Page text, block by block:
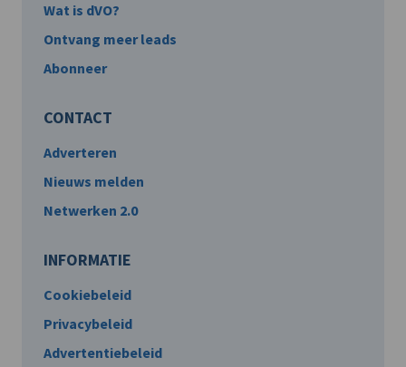
Wat is dVO?
Ontvang meer leads
Abonneer
CONTACT
Adverteren
Nieuws melden
Netwerken 2.0
INFORMATIE
Cookiebeleid
Privacybeleid
Advertentiebeleid